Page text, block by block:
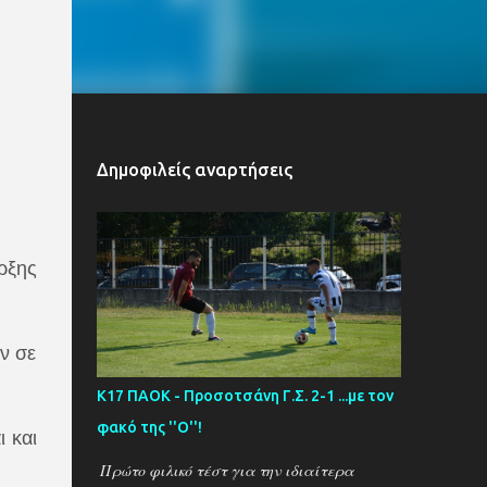
σε
και
Δημοφιλείς αναρτήσεις
Κ17 ΠΑΟΚ - Προσοτσάνη Γ.Σ. 2-1 ...με τον
φακό της ''Ο''!
Πρώτο φιλικό τέστ για την ιδιαίτερα